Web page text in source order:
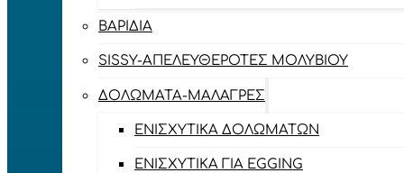
ΒΑΡΊΔΙΑ
SISSY-ΑΠΕΛΕΥΘΕΡΟΤΈΣ ΜΟΛΥΒΙΟΎ
ΔΟΛΏΜΑΤΑ-ΜΑΛΆΓΡΕΣ
ΕΝΙΣΧΥΤΙΚΆ ΔΟΛΩΜΆΤΩΝ
ΕΝΙΣΧΥΤΙΚΆ ΓΙΑ EGGING